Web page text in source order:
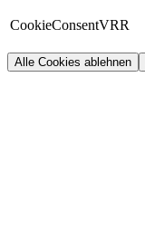
CookieConsentVRR
Alle Cookies ablehnen